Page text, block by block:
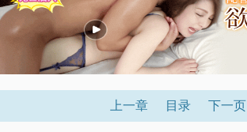
上一章 目录 下一页